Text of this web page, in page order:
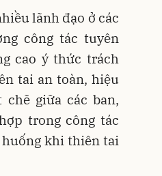
lãnh đạo ở các
công tác tuyên
cao ý thức trách
tai an toàn, hiệu
giữa các ban,
trong công tác
khi thiên tai